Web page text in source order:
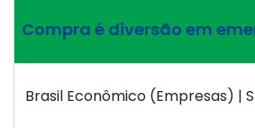
Compra é diversão em
Brasil Econômico (Empresas) |